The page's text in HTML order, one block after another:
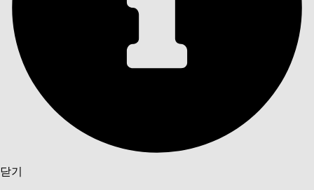
닫기
검색